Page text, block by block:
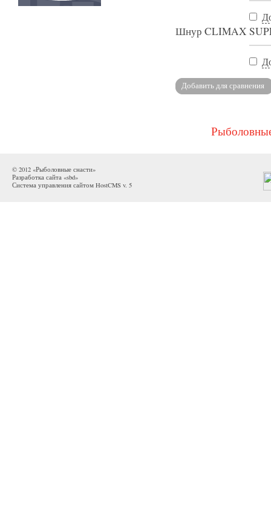
Шнур CLIMAX
© 2012 «Рыболовные снасти»
Разработка сайта «sbd»
Система управления сайтом HostCMS v. 5